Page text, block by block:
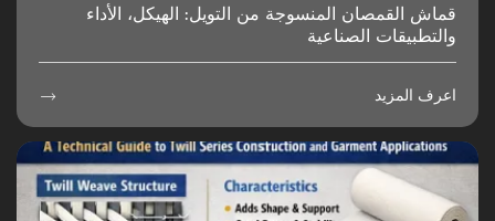
قماش القمصان المنسوجة من التويل: الهيكل، الأداء
والتطبيقات الصناعية
اعرف المزيد 